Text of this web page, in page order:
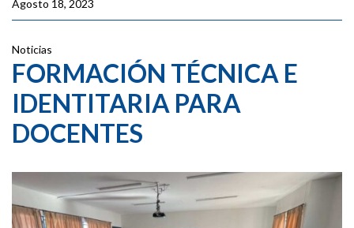
Agosto 18, 2023
Noticias
FORMACIÓN TÉCNICA E
IDENTITARIA PARA
DOCENTES